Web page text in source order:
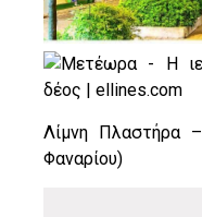
Λίμνη Πλαστήρα
Φαναρίου)